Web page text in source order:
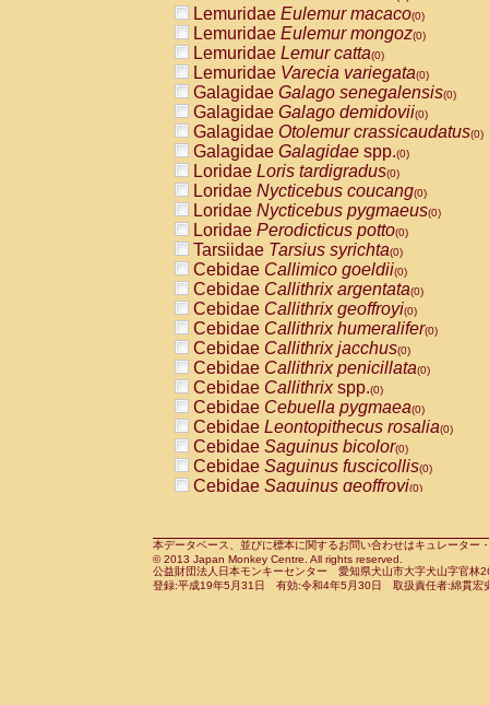
AtelidaeAlouatta caraya(0)
AtelidaeAlouatta fusca(0)
AtelidaeAlouatta seniculus
AtelidaeAlouattaspp.(0)
AtelidaeAteles belzebuth(0)
AtelidaeAteles geoffroyi(0)
AtelidaeAteles paniscus(0)
AtelidaeAtelesspp.(0)
Atelidae Lagothrix lagothricha
AtelidaeLagothrix lagothricha cana
PitheciidaeCacajao calvus
PitheciidaeCallicebus cupreus
PitheciidaeCallicebus donacophilus
PitheciidaeCallicebus moloch
PitheciidaeCallicebus torquatus
PitheciidaeCallicebusspp.(0)
PitheciidaeChiropotes satanas(0)
PitheciidaePithecia monachus
PitheciidaePithecia pithecia(0)
CercopithecidaeCercocebus agilis
CercopithecidaeCercocebus
CercopithecidaeCercocebus
CercopithecidaeCercocebus
CercopithecidaeCercocebus
CercopithecidaeCercocebushybrid
CercopithecidaePapio anubis(0)
CercopithecidaePapio cynocephalus
CercopithecidaePapio hamadryas(0)
Lemuridae Eulemur macaco(0)
Lemuridae Eulemur mongoz(0)
Lemuridae Lemur catta(0)
Lemuridae Varecia variegata(0)
Galagidae Galago senegalensis(0)
Galagidae Galago demidovii(0)
Galagidae Otolemur crassicaudatus(0)
Galagidae Galagidae spp.(0)
Loridae Loris tardigradus(0)
Loridae Nycticebus coucang(0)
Loridae Nycticebus pygmaeus(0)
Loridae Perodicticus potto(0)
Tarsiidae Tarsius syrichta(0)
Cebidae Callimico goeldii(0)
Cebidae Callithrix argentata(0)
Cebidae Callithrix geoffroyi(0)
Cebidae Callithrix humeralifer(0)
Cebidae Callithrix jacchus(0)
Cebidae Callithrix penicillata(0)
Cebidae Callithrixspp.(0)
Cebidae Cebuella pygmaea(0)
Cebidae Leontopithecus rosalia(0)
Cebidae Saguinus bicolor(0)
Cebidae Saguinus fuscicollis(0)
Cebidae Saguinus geoffroyi(0)
CebidaeSaguinus leucopus(0)
CebidaeSaguinus midas(0)
Cebidae Saguinus mystax(0)
本データベース、並びに標本に関するお問い合わせはキュレータ
© 2013 Japan Monkey Centre. All rights reserved.
公益財団法人日本モンキーセンター 愛知県犬山市大字犬山字官
登録:平成19年5月31日 有効:令和4年5月30日 取扱責任者:綿貫宏